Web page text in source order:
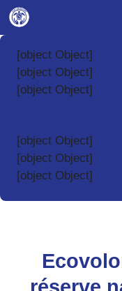
Aller
au
contenu
[object Object]
[object Object]
[object Object]
[object Object]
[object Object]
[object Object]